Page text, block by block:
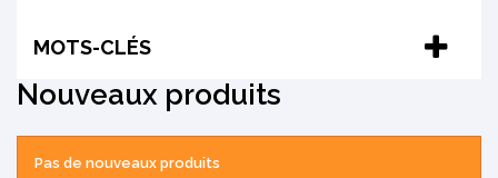
MOTS-CLÉS
Nouveaux produits
Pas de nouveaux produits